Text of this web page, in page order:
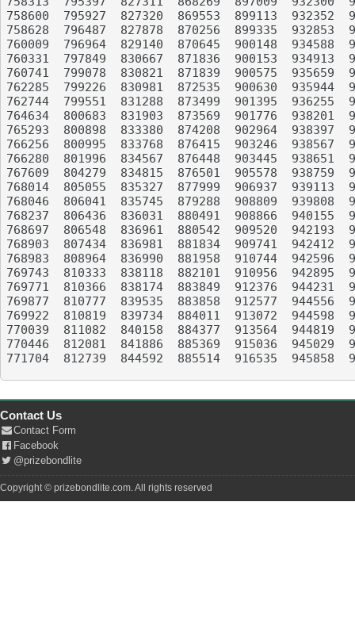
758600	795927	827320	869553	899113	932352	967205	999816
758628	796487	827878	870256	899335	932853	967630	XXXXXX
760009	796964	829140	870645	900148	934588	968896	XXXXXX
760331	797849	830667	871836	900153	934913	971640	XXXXXX
760741	799078	830821	871839	900575	935659	973057	XXXXXX
762285	799226	830981	872535	900630	935944	974553	XXXXXX
762744	799551	831288	873499	901395	936255	974575	XXXXXX
764634	800683	831903	873569	901776	938201	976051	XXXXXX
765293	800898	833380	874208	902964	938397	976844	XXXXXX
766256	800995	833768	876415	903246	938567	977299	XXXXXX
766280	801996	834567	876448	903445	938651	978276	XXXXXX
767609	804279	834815	876501	905578	938759	978707	XXXXXX
768014	805055	835327	877999	906937	939113	979325	XXXXXX
768046	806041	835745	879288	908809	939808	979478	XXXXXX
768237	806436	836031	880491	908866	940155	980991	XXXXXX
768697	806548	836961	880542	909520	942193	981349	XXXXXX
768903	807434	836981	881834	909741	942412	981639	XXXXXX
768983	808964	836990	881958	910744	942596	982348	XXXXXX
769743	810333	838118	882101	910956	942895	982589	XXXXXX
769771	810366	838174	883849	912376	944231	983464	XXXXXX
769877	810777	839535	883858	912577	944556	984144	XXXXXX
769922	810819	839734	884011	913072	944598	984251	XXXXXX
770039	811082	840158	884377	913564	944819	984806	XXXXXX
770446	812081	841886	885369	915036	945029	985638	XXXXXX
771704	812739	844592	885514	916535	945858	986585	XXXXXX
Contact Us
Contact Form
Facebook
@prizebondlite
Copyright © prizebondlite.com. All rights reserved